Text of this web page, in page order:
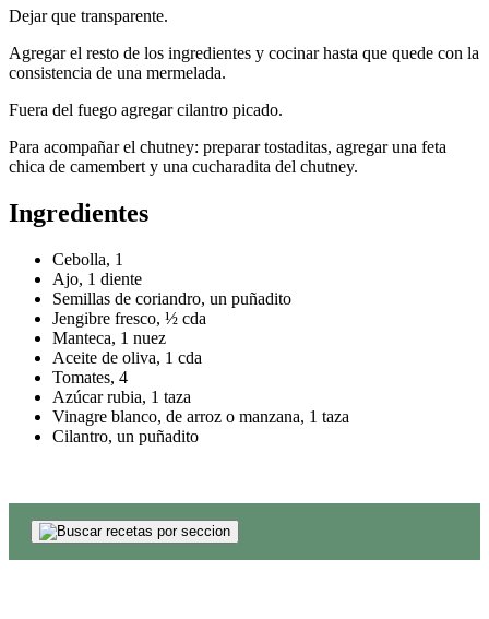
Dejar que transparente.
Agregar el resto de los ingredientes y cocinar hasta que quede con la
consistencia de una mermelada.
Fuera del fuego agregar cilantro picado.
Para acompañar el chutney: preparar tostaditas, agregar una feta
chica de camembert y una cucharadita del chutney.
Ingredientes
Cebolla, 1
Ajo, 1 diente
Semillas de coriandro, un puñadito
Jengibre fresco, ½ cda
Manteca, 1 nuez
Aceite de oliva, 1 cda
Tomates, 4
Azúcar rubia, 1 taza
Vinagre blanco, de arroz o manzana, 1 taza
Cilantro, un puñadito